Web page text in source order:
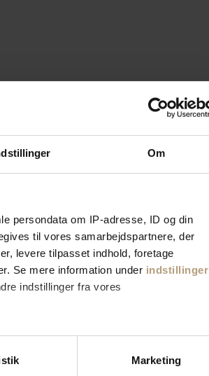
Om
persondata om IP-adresse, ID og din
til vores samarbejdspartnere, der
levere tilpasset indhold, foretage
Se mere information under indstillinger
indstillinger fra vores
for få meter
(fingerprinting)
Marketing